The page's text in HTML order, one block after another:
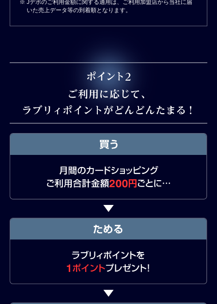
※ Jデポのご利用金額に関する適用は、ご利用加盟店から当社に届
いた売上データ等の到着順となります。